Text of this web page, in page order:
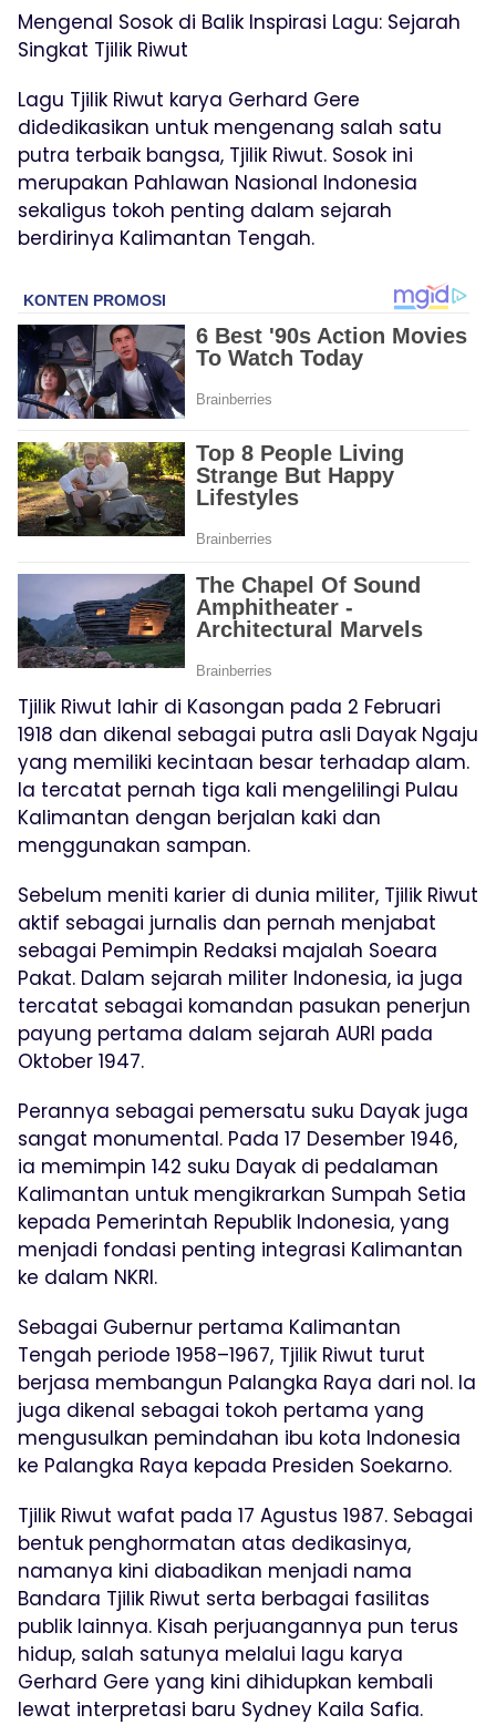
Mengenal Sosok di Balik Inspirasi Lagu: Sejarah
Singkat Tjilik Riwut
Lagu Tjilik Riwut karya Gerhard Gere
didedikasikan untuk mengenang salah satu
putra terbaik bangsa, Tjilik Riwut. Sosok ini
merupakan Pahlawan Nasional Indonesia
sekaligus tokoh penting dalam sejarah
berdirinya Kalimantan Tengah.
Tjilik Riwut lahir di Kasongan pada 2 Februari
1918 dan dikenal sebagai putra asli Dayak Ngaju
yang memiliki kecintaan besar terhadap alam.
Ia tercatat pernah tiga kali mengelilingi Pulau
Kalimantan dengan berjalan kaki dan
menggunakan sampan.
Sebelum meniti karier di dunia militer, Tjilik Riwut
aktif sebagai jurnalis dan pernah menjabat
sebagai Pemimpin Redaksi majalah Soeara
Pakat. Dalam sejarah militer Indonesia, ia juga
tercatat sebagai komandan pasukan penerjun
payung pertama dalam sejarah AURI pada
Oktober 1947.
Perannya sebagai pemersatu suku Dayak juga
sangat monumental. Pada 17 Desember 1946,
ia memimpin 142 suku Dayak di pedalaman
Kalimantan untuk mengikrarkan Sumpah Setia
kepada Pemerintah Republik Indonesia, yang
menjadi fondasi penting integrasi Kalimantan
ke dalam NKRI.
Sebagai Gubernur pertama Kalimantan
Tengah periode 1958–1967, Tjilik Riwut turut
berjasa membangun Palangka Raya dari nol. Ia
juga dikenal sebagai tokoh pertama yang
mengusulkan pemindahan ibu kota Indonesia
ke Palangka Raya kepada Presiden Soekarno.
Tjilik Riwut wafat pada 17 Agustus 1987. Sebagai
bentuk penghormatan atas dedikasinya,
namanya kini diabadikan menjadi nama
Bandara Tjilik Riwut serta berbagai fasilitas
publik lainnya. Kisah perjuangannya pun terus
hidup, salah satunya melalui lagu karya
Gerhard Gere yang kini dihidupkan kembali
lewat interpretasi baru Sydney Kaila Safia.